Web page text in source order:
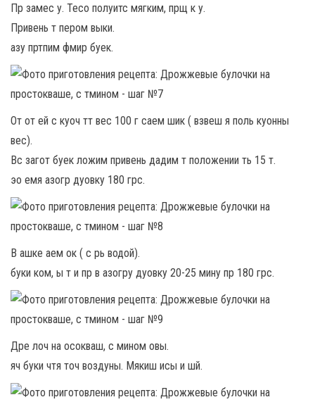
Пр замес у. Тесо полуитс мягким, прщ к у.
Привень т пером выки.
азу пртпим фмир буек.
От от ей с куоч тт вес 100 г саем шик ( взвеш я поль куонны
вес).
Вс загот буек ложим привень дадим т положении ть 15 т.
эо емя азогр дуовку 180 грс.
В ашке аем ок ( с рь водой).
буки ком, ы т и пр в азогру дуовку 20-25 мину пр 180 грс.
Дре лоч на осокваш, с мином овы.
яч буки чтя точ воздуны. Мякиш исы и шй.